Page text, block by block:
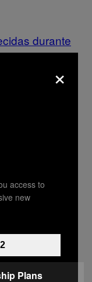
durante
ellos
a 36 años
×
access to
new
Plans